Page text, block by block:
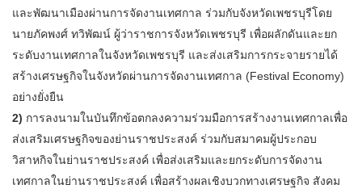
และพัฒนาเมืองผ่านการจัดงานเทศกาล ร่วมกับจังหวัดเพชรบุรีโดย
นายภัคพงศ์ ทวิพัฒน์ ผู้ว่าราชการจังหวัดเพชรบุรี เพื่อผลักดันและยก
ระดับงานเทศกาลในจังหวัดเพชรบุรี และส่งเสริมการกระจายรายได้
สร้างเศรษฐกิจในจังหวัดผ่านการจัดงานเทศกาล (Festival Economy)
อย่างยั่งยืน
2) การลงนามในบันทึกข้อตกลงความร่วมมือการสร้างงานเทศกาลเพื่อ
ส่งเสริมเศรษฐกิจของย่านราชประสงค์ ร่วมกับสมาคมผู้ประกอบ
วิสาหกิจในย่านราชประสงค์ เพื่อส่งเสริมและยกระดับการจัดงาน
เทศกาลในย่านราชประสงค์ เพื่อสร้างผลเชิงบวกทางเศรษฐกิจ สังคม